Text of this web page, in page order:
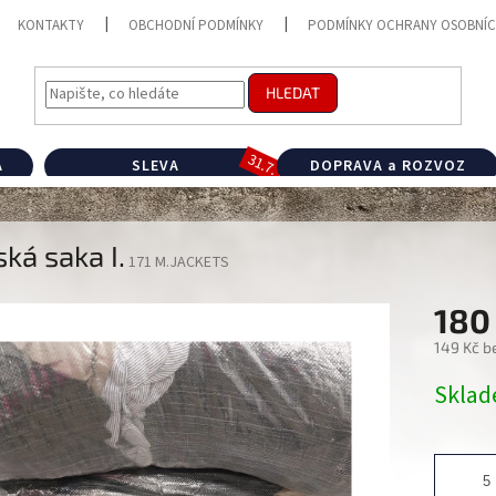
KONTAKTY OBCHODNÍ PODMÍNKY PODMÍNKY OCHRANY
HLEDAT
SLEVA DOPRAVA a ROZVOZ
saka I.171 M.JACKETS
180
149 Kč
cena: